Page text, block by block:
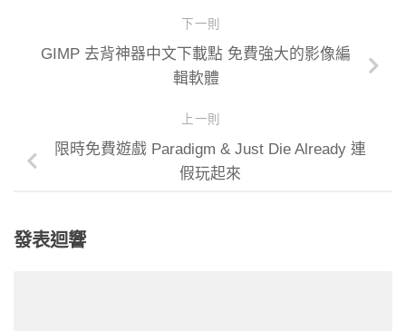
下一則
GIMP 去背神器中文下載點 免費強大的影像編
輯軟體
上一則
限時免費遊戲 Paradigm & Just Die Already 連
假玩起來
發表迴響